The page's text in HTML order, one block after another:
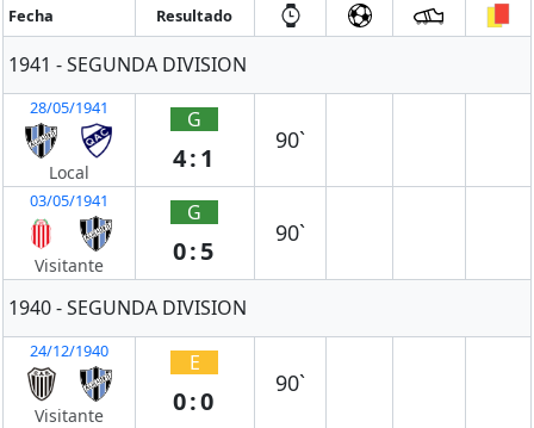
Fecha Resultado
1941 - SEGUNDA DIVISION
28/05/1941
Local
G
4:1
90`
03/05/1941
Visitante
G
0:5
90`
1940 - SEGUNDA DIVISION
24/12/1940
Visitante
E
0:0
90`